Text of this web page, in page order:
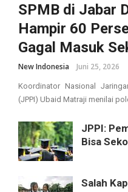
SPMB di Jabar
Hampir 60
Gagal Masuk
New Indonesia Juni 25, 2026
Koordinator Nasional
(JPPI) Ubaid Matraji menilai
JPPI:
Bisa
Salah